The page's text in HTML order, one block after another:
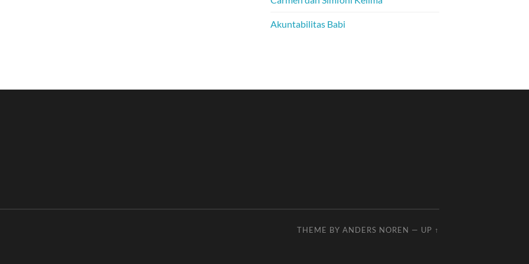
Akuntabilitas Babi
THEME BY ANDERS NOREN — UP ↑